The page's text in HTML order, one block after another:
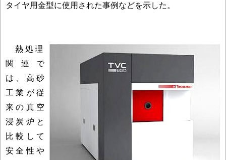
タイヤ用金型に使用された事例などを示した。
熱処理
関連で
は、高砂
工業が従
来の真空
浸炭炉と
比較して
安全性や